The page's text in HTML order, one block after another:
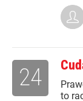
to
24